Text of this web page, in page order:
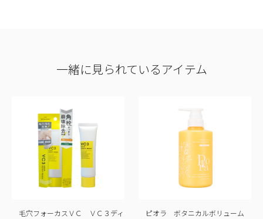
一緒に見られているアイテム
毛穴フォーカスＶＣ ＶＣ３ディ
ピオラ ボタニカルボリューム